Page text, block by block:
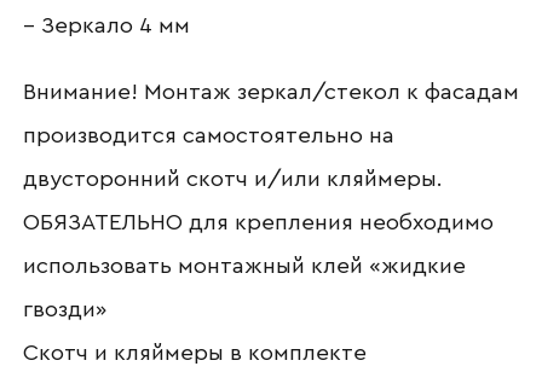
– Зеркало 4 мм
Внимание! Монтаж зеркал/стекол к фасадам
производится самостоятельно на
двусторонний скотч и/или кляймеры.
ОБЯЗАТЕЛЬНО для крепления необходимо
использовать монтажный клей «жидкие
гвозди»
Скотч и кляймеры в комплекте
Прикрепите логотип
компании